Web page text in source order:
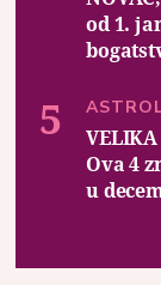
od 1.
VELIKA
Ova 4
u